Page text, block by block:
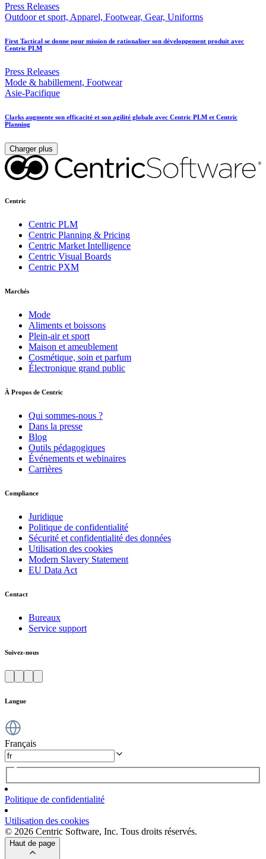
Press Releases
Outdoor et sport, Apparel, Footwear, Gear, Uniforms
First Tactical se donne pour mission de rationaliser son développement produit avec
Centric PLM
Press Releases
Mode & habillement, Footwear
Asie-Pacifique
Clarks augmente son efficacité et son agilité globale avec Centric PLM et Centric
Planning
Charger plus
Centric
Centric PLM
Centric Planning & Pricing
Centric Market Intelligence
Centric Visual Boards
Centric PXM
Marchés
Mode
Aliments et boissons
Plein-air et sport
Maison et ameublement
Cosmétique, soin et parfum
Électronique grand public
À Propos de Centric
Qui sommes-nous ?
Dans la presse
Blog
Outils pédagogiques
Événements et webinaires
Carrières
Compliance
Juridique
Politique de confidentialité
Sécurité et confidentialité des données
Utilisation des cookies
Modern Slavery Statement
EU Data Act
Contact
Bureaux
Service support
Suivez-nous
Langue
Français
Politique de confidentialité
Utilisation des cookies
© 2026 Centric Software, Inc. Tous droits réservés.
Haut de page